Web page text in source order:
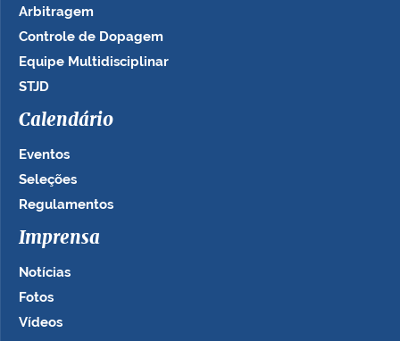
Arbitragem
Controle de Dopagem
Equipe Multidisciplinar
STJD
Calendário
Eventos
Seleções
Regulamentos
Imprensa
Notícias
Fotos
Vídeos